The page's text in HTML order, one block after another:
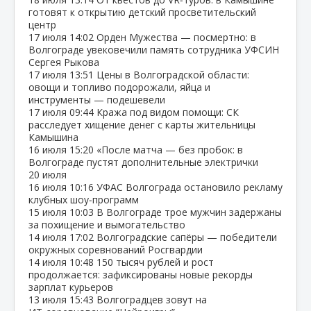
готовят к открытию детский просветительский
центр
17 июля 14:02 Орден Мужества — посмертно: в
Волгограде увековечили память сотрудника УФСИН
Сергея Рыкова
17 июля 13:51 Цены в Волгоградской области:
овощи и топливо подорожали, яйца и
инструменты — подешевели
17 июля 09:44 Кража под видом помощи: СК
расследует хищение денег с карты жительницы
Камышина
16 июля 15:20 «После матча — без пробок: в
Волгограде пустят дополнительные электрички
20 июля
16 июля 10:16 УФАС Волгограда остановило рекламу
клубных шоу‑программ
15 июля 10:03 В Волгограде трое мужчин задержаны
за похищение и вымогательство
14 июля 17:02 Волгоградские сапёры — победители
окружных соревнований Росгвардии
14 июля 10:48 150 тысяч рублей и рост
продолжается: зафиксированы новые рекорды
зарплат курьеров
13 июля 15:43 Волгоградцев зовут на